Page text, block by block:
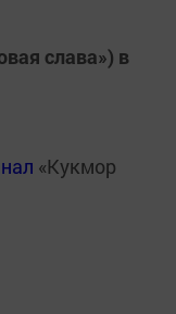
слава») в
«Кукмор